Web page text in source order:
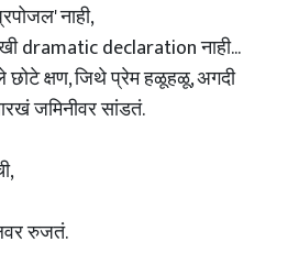
नाही,
dramatic declaration नाही...
क्षण, जिथे प्रेम हळूहळू, अगदी
जमिनीवर सांडतं.
रुजतं.